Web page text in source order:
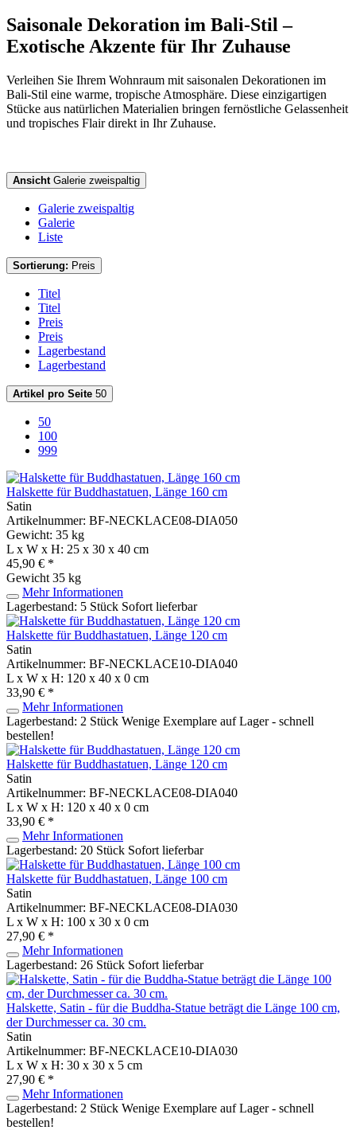
Saisonale Dekoration im Bali-Stil –
Exotische Akzente für Ihr Zuhause
Verleihen Sie Ihrem Wohnraum mit saisonalen Dekorationen im
Bali-Stil eine warme, tropische Atmosphäre. Diese einzigartigen
Stücke aus natürlichen Materialien bringen fernöstliche Gelassenheit
und tropisches Flair direkt in Ihr Zuhause.
Ansicht Galerie zweispaltig
Galerie zweispaltig
Galerie
Liste
Sortierung: Preis
Titel
Titel
Preis
Preis
Lagerbestand
Lagerbestand
Artikel pro Seite 50
50
100
999
Halskette für Buddhastatuen, Länge 160 cm
Satin
Artikelnummer: BF-NECKLACE08-DIA050
Gewicht: 35 kg
L x W x H: 25 x 30 x 40 cm
45,90 € *
Gewicht 35 kg
Mehr Informationen
Lagerbestand: 5 Stück Sofort lieferbar
Halskette für Buddhastatuen, Länge 120 cm
Satin
Artikelnummer: BF-NECKLACE10-DIA040
L x W x H: 120 x 40 x 0 cm
33,90 € *
Mehr Informationen
Lagerbestand: 2 Stück Wenige Exemplare auf Lager - schnell
bestellen!
Halskette für Buddhastatuen, Länge 120 cm
Satin
Artikelnummer: BF-NECKLACE08-DIA040
L x W x H: 120 x 40 x 0 cm
33,90 € *
Mehr Informationen
Lagerbestand: 20 Stück Sofort lieferbar
Halskette für Buddhastatuen, Länge 100 cm
Satin
Artikelnummer: BF-NECKLACE08-DIA030
L x W x H: 100 x 30 x 0 cm
27,90 € *
Mehr Informationen
Lagerbestand: 26 Stück Sofort lieferbar
Halskette, Satin - für die Buddha-Statue beträgt die Länge 100 cm,
der Durchmesser ca. 30 cm.
Satin
Artikelnummer: BF-NECKLACE10-DIA030
L x W x H: 30 x 30 x 5 cm
27,90 € *
Mehr Informationen
Lagerbestand: 2 Stück Wenige Exemplare auf Lager - schnell
bestellen!